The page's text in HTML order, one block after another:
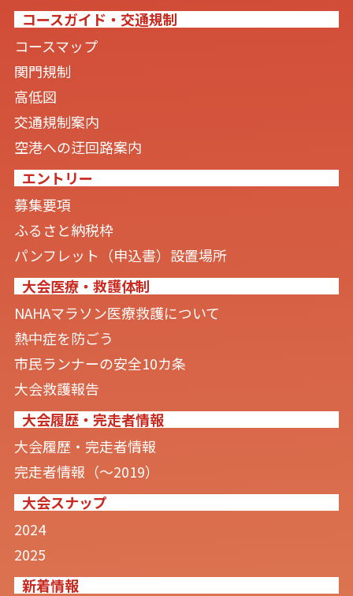
コースガイド・交通規制
コースマップ
関門規制
高低図
交通規制案内
空港への迂回路案内
エントリー
募集要項
ふるさと納税枠
パンフレット（申込書）設置場所
大会医療・救護体制
NAHAマラソン医療救護について
熱中症を防ごう
市民ランナーの安全10カ条
大会救護報告
大会履歴・完走者情報
大会履歴・完走者情報
完走者情報（〜2019）
大会スナップ
2024
2025
新着情報